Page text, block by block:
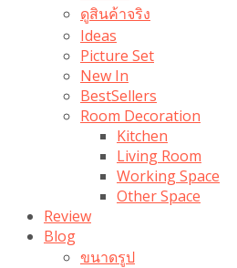
ดูสินค้าจริง
Ideas
Picture Set
New In
BestSellers
Room Decoration
Kitchen
Living Room
Working Space
Other Space
Review
Blog
ขนาดรูป